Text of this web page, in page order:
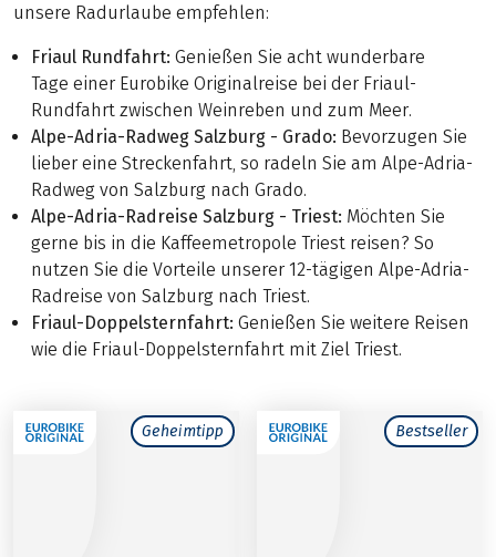
unsere Radurlaube empfehlen:
Friaul Rundfahrt: Genießen Sie acht wunderbare
Tage einer Eurobike Originalreise bei der Friaul-
Rundfahrt zwischen Weinreben und zum Meer.
Alpe-Adria-Radweg Salzburg - Grado: Bevorzugen Sie
lieber eine Streckenfahrt, so radeln Sie am Alpe-Adria-
Radweg von Salzburg nach Grado.
Alpe-Adria-Radreise Salzburg - Triest: Möchten Sie
gerne bis in die Kaffeemetropole Triest reisen? So
nutzen Sie die Vorteile unserer 12-tägigen Alpe-Adria-
Radreise von Salzburg nach Triest.
Friaul-Doppelsternfahrt: Genießen Sie weitere Reisen
wie die Friaul-Doppelsternfahrt mit Ziel Triest.
Geheimtipp Bestseller